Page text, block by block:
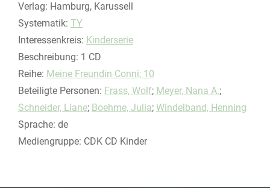
Verlag: Hamburg, Karussell
opens in new tab
Diesen Link in neuem Tab öffnen
Systematik: Suche nach dieser Systematik
TY
Interessenkreis: Suche nach diesem Interessenskreis
Kinderserie
Beschreibung: 1 CD
Reihe: Meine Freundin Conni; 10
Beteiligte Personen: Suche nach dieser Beteiligten Person
Frass, Wolf; Meyer, Nana A.;
Schneider, Liane; Boehme, Julia; Windelband, Henning
Sprache: de
Mediengruppe: CDK CD Kinder